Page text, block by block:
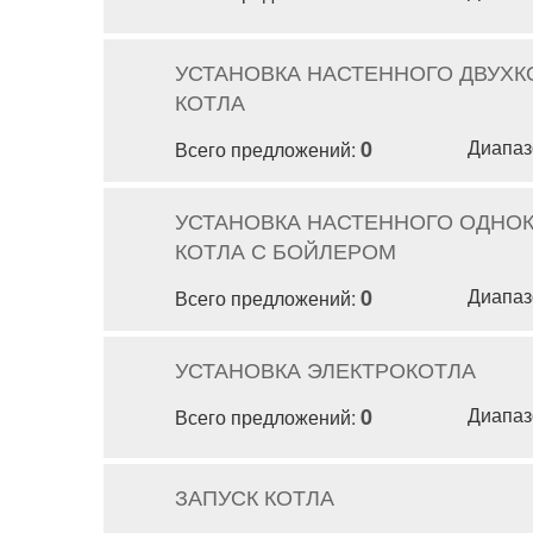
УСТАНОВКА НАСТЕННОГО
КОТЛА
Всего предложений: 0
УСТАНОВКА НАСТЕННОГО
КОТЛА С БОЙЛЕРОМ
Всего предложений: 0
УСТАНОВКА ЭЛЕКТРОКОТЛА
Всего предложений: 0
ЗАПУСК КОТЛА